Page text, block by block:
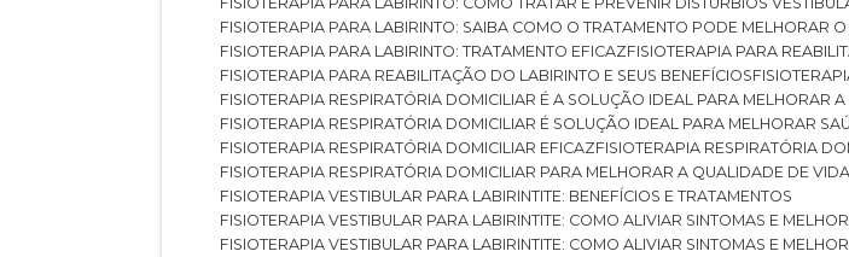
FISIOTERAPIA PARA LABIRINTO: SAIBA COMO O TRATAMENTO PODE MELHORAR
FISIOTERAPIA PARA LABIRINTO: TRATAMENTO EFICAZ FISIOTERAPIA PARA
FISIOTERAPIA PARA REABILITAÇÃO DO LABIRINTO E SEUS BENEFÍCIOS
FISIOTERAPIA RESPIRATÓRIA DOMICILIAR É A SOLUÇÃO IDEAL PARA MELHORAR
FISIOTERAPIA RESPIRATÓRIA DOMICILIAR É SOLUÇÃO IDEAL PARA MELHORAR
FISIOTERAPIA RESPIRATÓRIA DOMICILIAR EFICAZ FISIOTERAPIA RESPIRATÓRIA
FISIOTERAPIA RESPIRATÓRIA DOMICILIAR PARA MELHORAR A QUALIDADE DE VIDA
FISIOTERAPIA VESTIBULAR PARA LABIRINTITE: BENEFÍCIOS E TRATAMENTOS
FISIOTERAPIA VESTIBULAR PARA LABIRINTITE: COMO ALIVIAR SINTOMAS E
FISIOTERAPIA VESTIBULAR PARA LABIRINTITE: COMO ALIVIAR SINTOMAS E